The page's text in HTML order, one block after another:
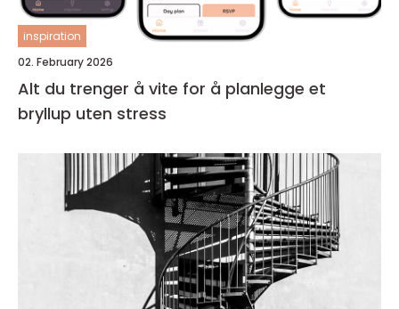
inspiration
02. February 2026
Alt du trenger å vite for å planlegge et
bryllup uten stress